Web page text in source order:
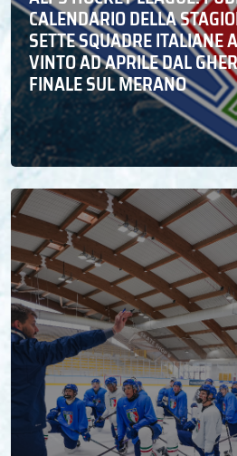
CALENDARIO DELLA
SETTE SQUADRE ITALIANE
VINTO AD APRILE DAL
FINALE SUL MERANO